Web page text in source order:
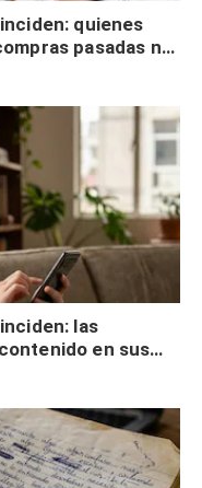
quienes
pasadas no
necesidad de
las
en sus
validación